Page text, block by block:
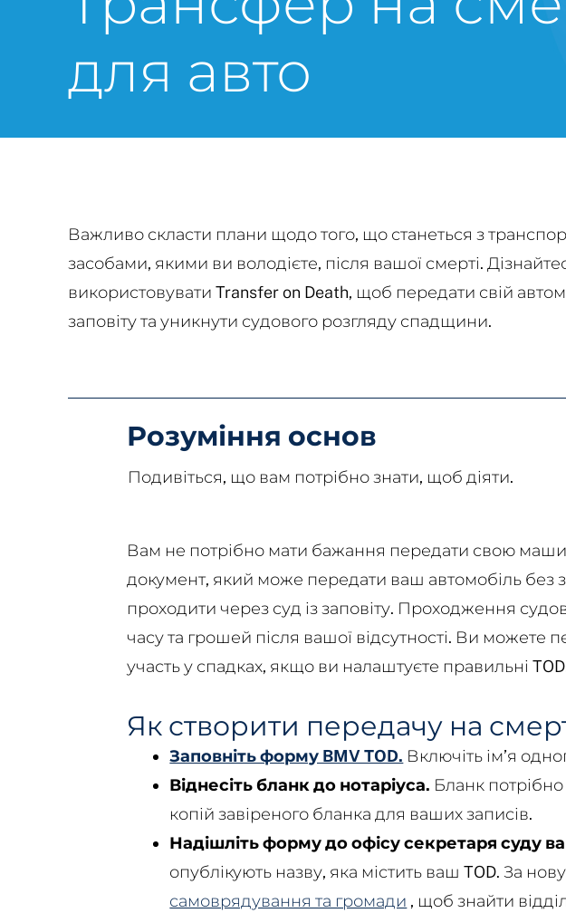
для авто
Важливо скласти плани щодо того, що станеться з
засобами, якими ви володієте, після вашої смерті.
використовувати Transfer on Death, щоб передати свій
заповіту та уникнути судового розгляду спадщини.
Розуміння основ
Подивіться, що вам потрібно знати, щоб діяти.
Вам не потрібно мати бажання передати свою
документ, який може передати ваш автомобіль без
проходити через суд із заповіту. Проходження
часу та грошей після вашої відсутності. Ви можете
участь у спадках, якщо ви налаштуєте правильні
Як створити передачу на
Заповніть форму BMV TOD. Включіть ім’я
Віднесіть бланк до нотаріуса. Бланк потрібно
копій завіреного бланка для ваших записів.
Надішліть форму до офісу секретаря суду
опублікують назву, яка містить ваш TOD. За
самоврядування та громади , щоб знайти